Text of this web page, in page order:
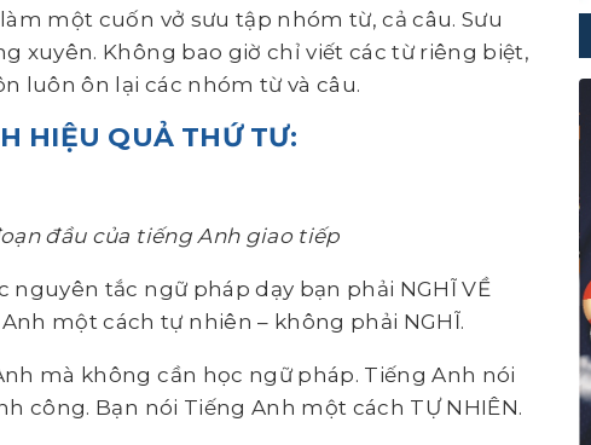
một cuốn vở sưu tập nhóm từ, cả câu. Sưu
xuyên. Không bao giờ chỉ viết các từ riêng biệt,
luôn ôn lại các nhóm từ và câu.
HIỆU QUẢTHỨ TƯ:
đầu của tiếng Anh giao tiếp
nguyên tắc ngữ pháp dạy bạn phải NGHĨ VỀ
một cách tự nhiên – không phải NGHĨ.
mà không cần học ngữ pháp. Tiếng Anh nói
công. Bạn nói Tiếng Anh một cách TỰ NHIÊN.